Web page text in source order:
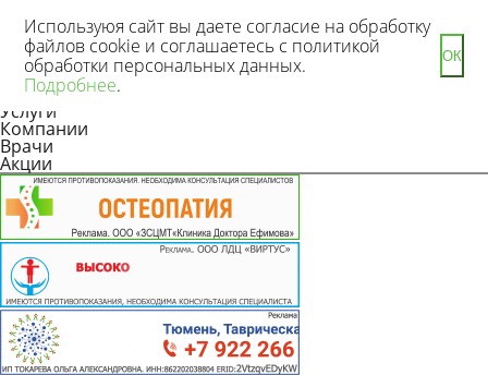
Новости
Статьи
Услуги
Компании
Врачи
Акции
Используюя сайт вы даете согласие на обработку
файлов cookie и соглашаетесь с политикой
обработки персональных данных.
Подробнее.
ОК